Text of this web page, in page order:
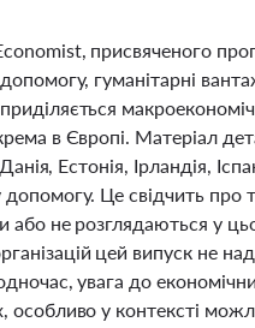
присвяченого
гуманітарні
в Європі. Матеріал
Естонія, Ірландія,
допомогу. Це свідчить
або не розглядаються у
цей випуск не
увага до
особливо у контексті